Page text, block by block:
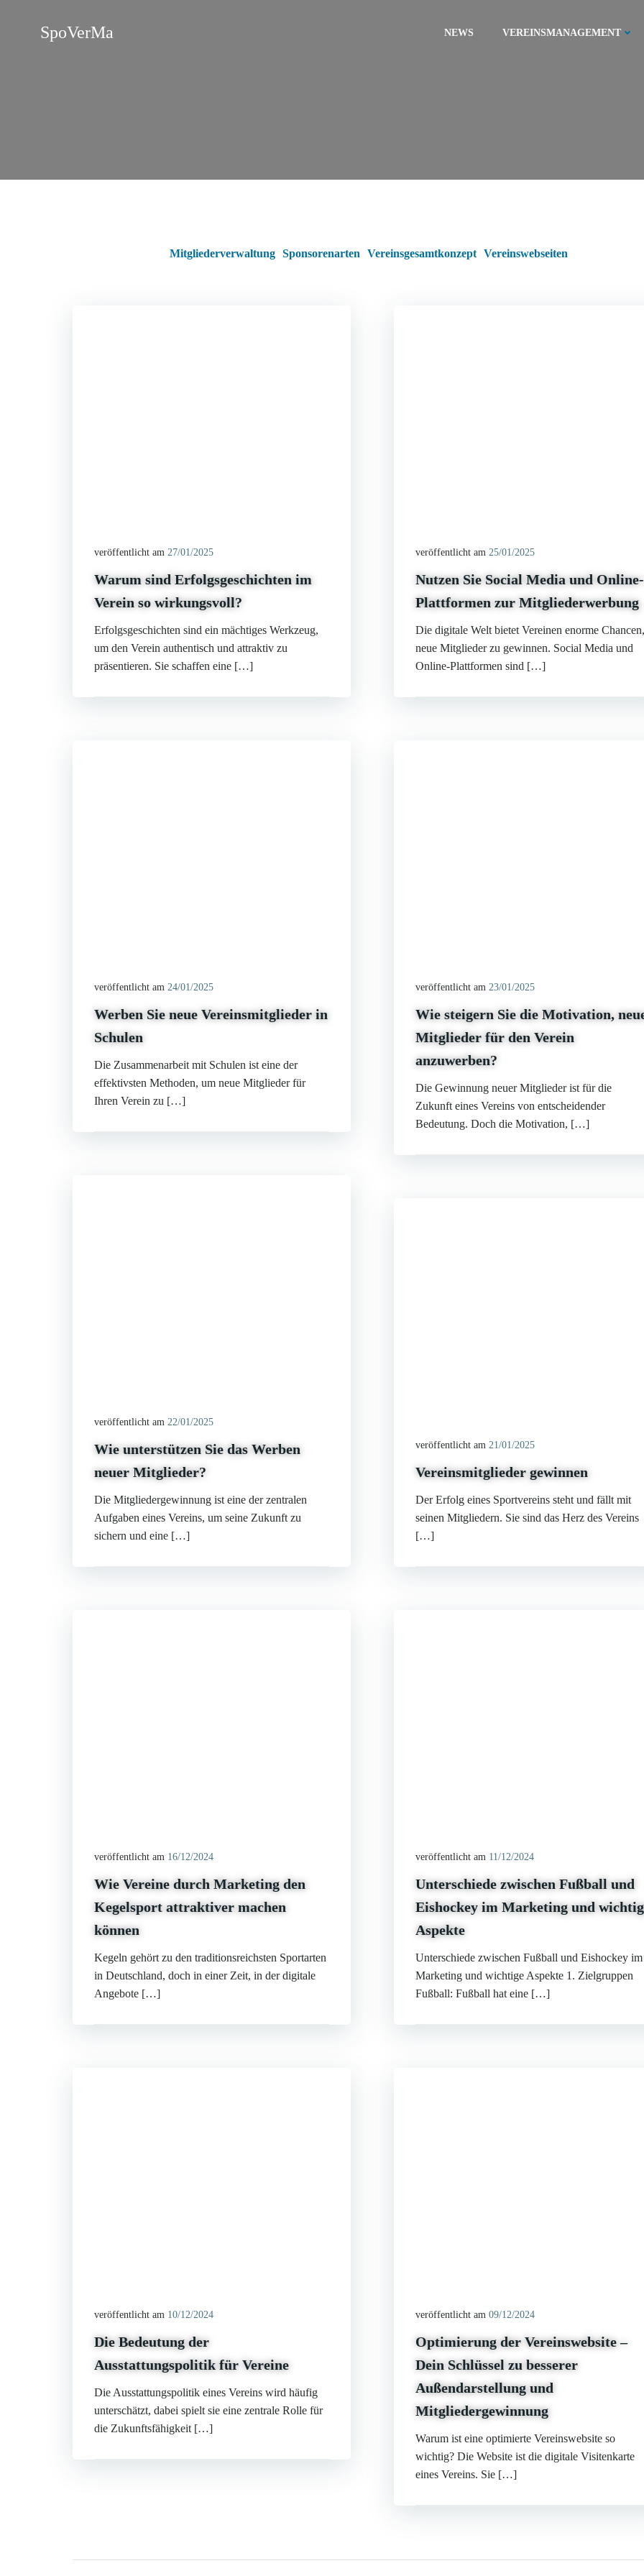
SpoVerMa NEWS VEREINSMANAGEMENT
Mitgliederverwaltung Sponsorenarten Vereinsgesamtkonzept Vereinswebseiten
veröffentlicht am 27/01/2025
Warum sind Erfolgsgeschichten im
Verein so wirkungsvoll?
Erfolgsgeschichten sind ein mächtiges Werkzeug,
um den Verein authentisch und attraktiv zu
präsentieren. Sie schaffen eine […]
veröffentlicht am 25/01/2025
Nutzen Sie Social Media und Online-
Plattformen zur Mitgliederwerbung
Die digitale Welt bietet Vereinen enorme Chancen,
neue Mitglieder zu gewinnen. Social Media und
Online-Plattformen sind […]
veröffentlicht am 24/01/2025
Werben Sie neue Vereinsmitglieder in
Schulen
Die Zusammenarbeit mit Schulen ist eine der
effektivsten Methoden, um neue Mitglieder für
Ihren Verein zu […]
veröffentlicht am 23/01/2025
Wie steigern Sie die Motivation,
Mitglieder für den Verein
anzuwerben?
Die Gewinnung neuer Mitglieder ist für die
Zukunft eines Vereins von entscheidender
Bedeutung. Doch die Motivation, […]
veröffentlicht am 22/01/2025
Wie unterstützen Sie das Werben
neuer Mitglieder?
Die Mitgliedergewinnung ist eine der zentralen
Aufgaben eines Vereins, um seine Zukunft zu
sichern und eine […]
veröffentlicht am 21/01/2025
Vereinsmitglieder gewinnen
Der Erfolg eines Sportvereins steht und fällt mit
seinen Mitgliedern. Sie sind das Herz des Vereins
[…]
veröffentlicht am 16/12/2024
Wie Vereine durch Marketing den
Kegelsport attraktiver machen
können
Kegeln gehört zu den traditionsreichsten Sportarten
in Deutschland, doch in einer Zeit, in der digitale
Angebote […]
veröffentlicht am 11/12/2024
Unterschiede zwischen Fußball und
Eishockey im Marketing und
Aspekte
Unterschiede zwischen Fußball und Eishockey im
Marketing und wichtige Aspekte 1. Zielgruppen
Fußball: Fußball hat eine […]
veröffentlicht am 10/12/2024
Die Bedeutung der
Ausstattungspolitik für Vereine
Die Ausstattungspolitik eines Vereins wird häufig
unterschätzt, dabei spielt sie eine zentrale Rolle für
die Zukunftsfähigkeit […]
veröffentlicht am 09/12/2024
Optimierung der Vereinswebsite –
Dein Schlüssel zu besserer
Außendarstellung und
Mitgliedergewinnung
Warum ist eine optimierte Vereinswebsite so
wichtig? Die Website ist die digitale Visitenkarte
eines Vereins. Sie […]